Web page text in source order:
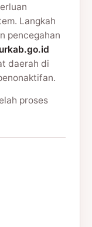
Langkah
pencegahan
daerah di
proses